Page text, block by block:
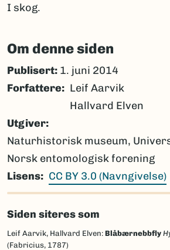
I skog.
Om denne siden
Publisert: 1. juni 2014
Forfattere
Leif Aarvik
Hallvard Elven
Utgiver
Naturhistorisk museum,
Norsk entomologisk forening
Lisens
CC BY 3.0 (Navngivelse)
Siden siteres som
Leif Aarvik, Hallvard Elven: Blåbærnebbfly
(Fabricius, 1787)